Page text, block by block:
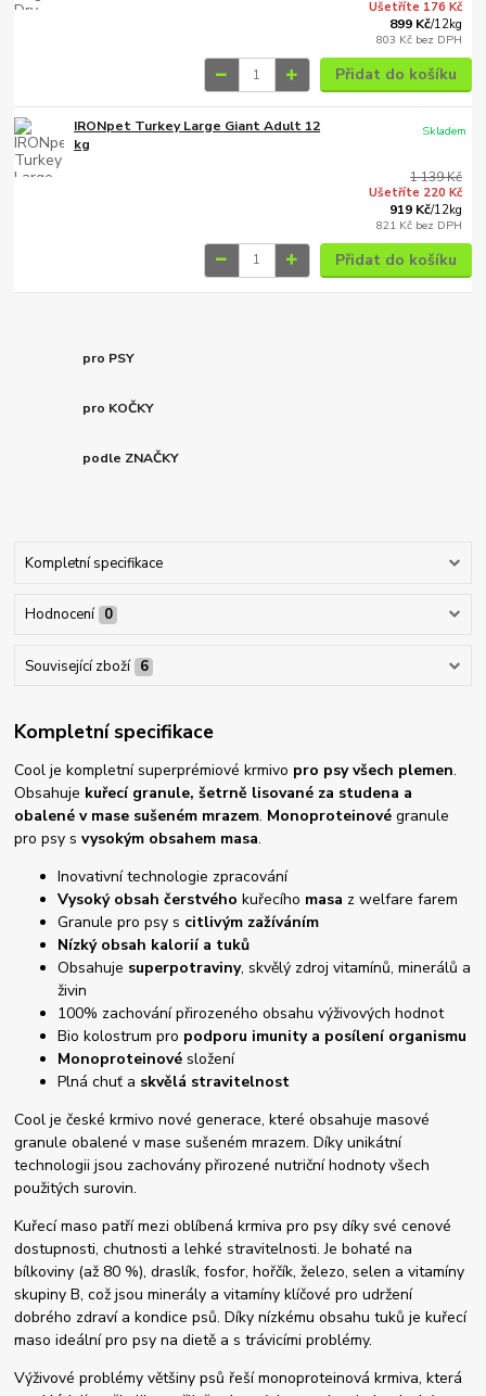
Ušetříte 176 Kč
899 Kč/12kg
803 Kč bez DPH
Přidat do košíku
IRONpet Turkey Large Giant Adult 12
kg
1 139 Kč
Ušetříte 220 Kč
919 Kč/12kg
821 Kč bez DPH
Skladem
Přidat do košíku
pro PSY
pro KOČKY
podle ZNAČKY
Kompletní specifikace
Hodnocení 0
Související zboží 6
Kompletní specifikace
Cool je kompletnísuperprémiové krmivo pro psy všech plemen.
Obsahuje kuřecí granule, šetrně lisované za studena a
obalené v mase sušeném mrazem. Monoproteinové granule
pro psy svysokým obsahem masa.
Inovativní technologie zpracování
Vysoký obsahčerstvého kuřecího masa z welfare farem
Granule pro psy s citlivým zažíváním
Nízký obsah kalorií a tuků
Obsahuje superpotraviny, skvělý zdroj vitamínů, minerálů a
živin
100% zachování přirozeného obsahu výživových hodnot
Bio kolostrum pro podporu imunity a posílení organismu
Monoproteinovésložení
Plná chuť a skvělá stravitelnost
Cool ječeské krmivonové generace, které obsahuje masové
granule obalené v mase sušeném mrazem. Díky unikátní
technologii jsou zachovány přirozené nutriční hodnoty všech
použitých surovin.
Kuřecí maso patří mezi oblíbená krmiva pro psy díky své cenové
dostupnosti, chutnosti a lehké stravitelnosti. Je bohaté na
bílkoviny (až 80 %), draslík, fosfor, hořčík, železo, selen a vitamíny
skupiny B, což jsou minerály a vitamíny klíčové pro udržení
dobrého zdraví a kondice psů. Díky nízkému obsahu tuků je kuřecí
maso ideální pro psy na dietě a s trávicími problémy.
Výživové problémy většiny psů řeší monoproteinová krmiva, která